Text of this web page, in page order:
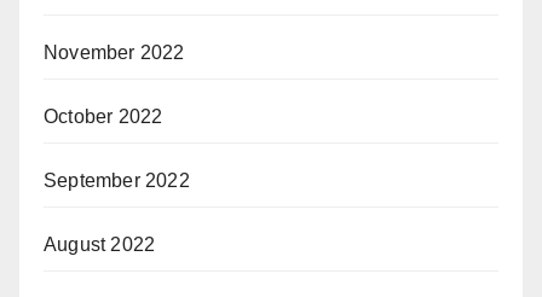
November 2022
October 2022
September 2022
August 2022